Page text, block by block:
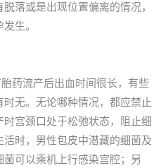
落或是出现位置偏离的情况，
生。
药流产后出血时间很长，有些
无。无论哪种情况，都应禁止
宫颈口处于松弛状态，阻止细
时，男性包皮中潜藏的细菌及
可以乘机上行感染宫腔；另